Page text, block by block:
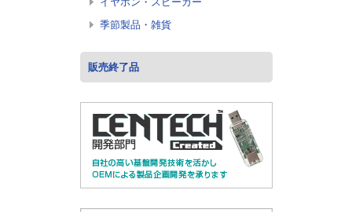
季節製品・雑貨
販売終了品